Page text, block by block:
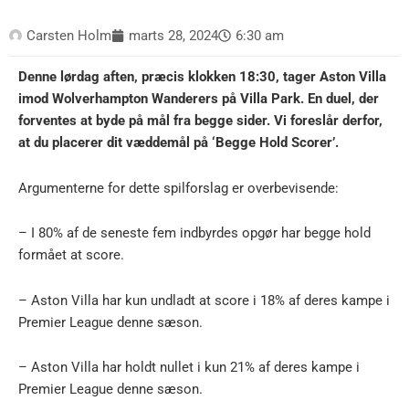
Carsten Holm marts 28, 2024 6:30 am
Denne lørdag aften, præcis klokken 18:30, tager Aston Villa
imod Wolverhampton Wanderers på Villa Park. En duel, der
forventes at byde på mål fra begge sider. Vi foreslår derfor,
at du placerer dit væddemål på ‘Begge Hold Scorer’.
Argumenterne for dette spilforslag er overbevisende:
– I 80% af de seneste fem indbyrdes opgør har begge hold
formået at score.
– Aston Villa har kun undladt at score i 18% af deres kampe i
Premier League denne sæson.
– Aston Villa har holdt nullet i kun 21% af deres kampe i
Premier League denne sæson.